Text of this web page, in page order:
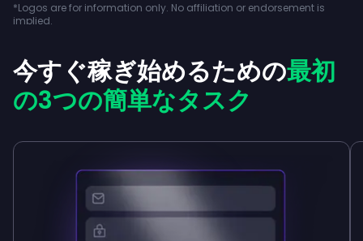
*Logos are for information only. No affiliation or endorsement is
implied.
今すぐ稼ぎ始めるための最初
の3つの簡単なタスク